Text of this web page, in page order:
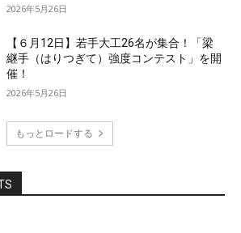
2026年5月26日
【６月12日】若手大工26名が集合！「梁
継手（はりつぎて）強度コンテスト」を開
催！
2026年5月26日
もっとロードする